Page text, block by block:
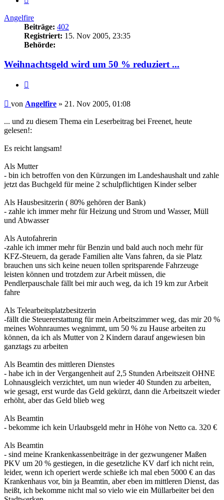
Angelfire
Beiträge: 402
Registriert: 15. Nov 2005, 23:35
Behörde:
Weihnachtsgeld wird um 50 % reduziert ...
Beitrag
von Angelfire » 21. Nov 2005, 01:08
... und zu diesem Thema ein Leserbeitrag bei Freenet, heute
gelesen!:
Es reicht langsam!
Als Mutter
- bin ich betroffen von den Kürzungen im Landeshaushalt und zahle
jetzt das Buchgeld für meine 2 schulpflichtigen Kinder selber
Als Hausbesitzerin ( 80% gehören der Bank)
- zahle ich immer mehr für Heizung und Strom und Wasser, Müll
und Abwasser
Als Autofahrerin
-zahle ich immer mehr für Benzin und bald auch noch mehr für
KFZ-Steuern, da gerade Familien alte Vans fahren, da sie Platz
brauchen uns sich keine neuen tollen spritsparende Fahrzeuge
leisten können und trotzdem zur Arbeit müssen, die
Pendlerpauschale fällt bei mir auch weg, da ich 19 km zur Arbeit
fahre
Als Telearbeitsplatzbesitzerin
-fällt die Steuererstattung für mein Arbeitszimmer weg, das mir 20 %
meines Wohnraumes wegnimmt, um 50 % zu Hause arbeiten zu
können, da ich als Mutter von 2 Kindern darauf angewiesen bin
ganztags zu arbeiten
Als Beamtin des mittleren Dienstes
- habe ich in der Vergangenheit auf 2,5 Stunden Arbeitszeit OHNE
Lohnausgleich verzichtet, um nun wieder 40 Stunden zu arbeiten,
wie gesagt, erst wurde das Geld gekürzt, dann die Arbeitszeit wieder
erhöht, aber das Geld blieb weg
Als Beamtin
- bekomme ich kein Urlaubsgeld mehr in Höhe von Netto ca. 320 €
Als Beamtin
- sind meine Krankenkassenbeiträge in der gezwungener Maßen
PKV um 20 % gestiegen, in die gesetzliche KV darf ich nicht rein,
leider, wenn ich operiert werde schieße ich mal eben 5000 € an das
Krankenhaus vor, bin ja Beamtin, aber eben im mittleren Dienst, das
heißt, ich bekomme nicht mal so vielo wie ein Müllarbeiter bei den